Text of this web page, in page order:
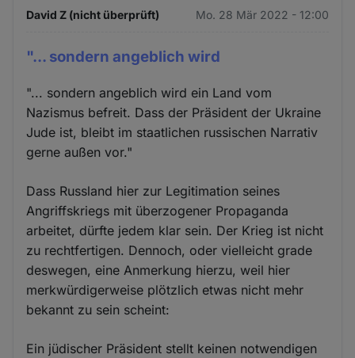
David Z (nicht überprüft) Mo. 28 Mär 2022 - 12:00
"... sondern angeblich wird
"... sondern angeblich wird ein Land vom
Nazismus befreit. Dass der Präsident der Ukraine
Jude ist, bleibt im staatlichen russischen Narrativ
gerne außen vor."
Dass Russland hier zur Legitimation seines
Angriffskriegs mit überzogener Propaganda
arbeitet, dürfte jedem klar sein. Der Krieg ist nicht
zu rechtfertigen. Dennoch, oder vielleicht grade
deswegen, eine Anmerkung hierzu, weil hier
merkwürdigerweise plötzlich etwas nicht mehr
bekannt zu sein scheint:
Ein jüdischer Präsident stellt keinen notwendigen